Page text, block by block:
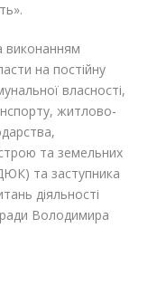
на постійну
власності,
житлово-
та земельних
та заступника
діяльності
Володимира